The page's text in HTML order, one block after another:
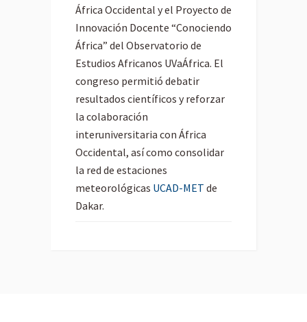
África Occidental y el Proyecto de
Innovación Docente “Conociendo
África” del Observatorio de
Estudios Africanos UVaÁfrica. El
congreso permitió debatir
resultados científicos y reforzar
la colaboración
interuniversitaria con África
Occidental, así como consolidar
la red de estaciones
meteorológicas UCAD-MET de
Dakar.